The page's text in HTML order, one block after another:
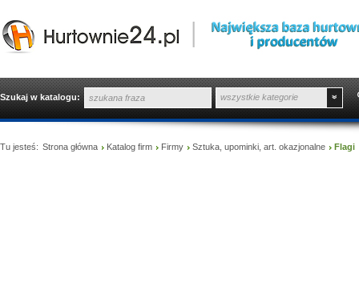
Szukaj w katalogu: wszystkie kategorie
Tu jesteś: Strona główna Katalog firm Firmy Sztuka, upominki, art. okazjonalne Flagi